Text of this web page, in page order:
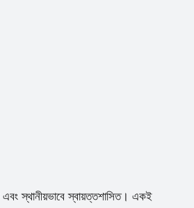
এবং স্থানীয়ভাবে স্বায়ত্তশাসিত। একই